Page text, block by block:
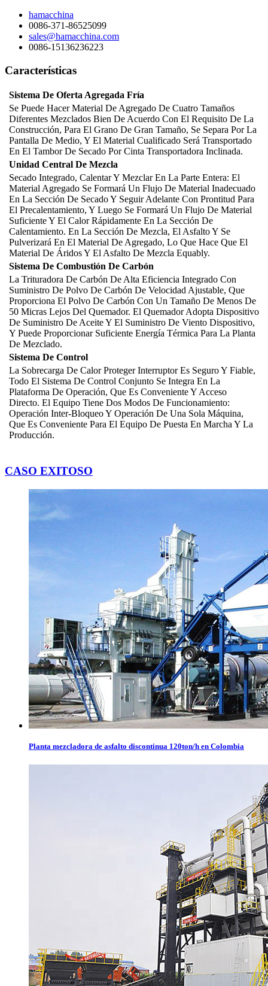
hamacchina
0086-371-86525099
sales@hamacchina.com
0086-15136236223
Características
Sistema De Oferta Agregada Fría
Se Puede Hacer Material De Agregado De Cuatro Tamaños
Diferentes Mezclados Bien De Acuerdo Con El Requisito De La
Construcción, Para El Grano De Gran Tamaño, Se Separa Por La
Pantalla De Medio, Y El Material Cualificado Será Transportado
En El Tambor De Secado Por Cinta Transportadora Inclinada.
Unidad Central De Mezcla
Secado Integrado, Calentar Y Mezclar En La Parte Entera: El
Material Agregado Se Formará Un Flujo De Material Inadecuado
En La Sección De Secado Y Seguir Adelante Con Prontitud Para
El Precalentamiento, Y Luego Se Formará Un Flujo De Material
Suficiente Y El Calor Rápidamente En La Sección De
Calentamiento. En La Sección De Mezcla, El Asfalto Y Se
Pulverizará En El Material De Agregado, Lo Que Hace Que El
Material De Áridos Y El Asfalto De Mezcla Equably.
Sistema De Combustión De Carbón
La Trituradora De Carbón De Alta Eficiencia Integrado Con
Suministro De Polvo De Carbón De Velocidad Ajustable, Que
Proporciona El Polvo De Carbón Con Un Tamaño De Menos De
50 Micras Lejos Del Quemador. El Quemador Adopta Dispositivo
De Suministro De Aceite Y El Suministro De Viento Dispositivo,
Y Puede Proporcionar Suficiente Energía Térmica Para La Planta
De Mezclado.
Sistema De Control
La Sobrecarga De Calor Proteger Interruptor Es Seguro Y Fiable,
Todo El Sistema De Control Conjunto Se Integra En La
Plataforma De Operación, Que Es Conveniente Y Acceso
Directo. El Equipo Tiene Dos Modos De Funcionamiento:
Operación Inter-Bloqueo Y Operación De Una Sola Máquina,
Que Es Conveniente Para El Equipo De Puesta En Marcha Y La
Producción.
CASO EXITOSO
Planta mezcladora de asfalto discontinua 120ton/h en Colombia